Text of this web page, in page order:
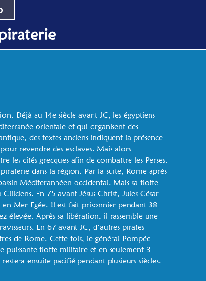
Déjà au 14e siècle avant JC, les égyptiens
orientale et qui organisent des
des textes anciens indiquent la présence
revendre des esclaves. Mais alors
les cités grecques afin de combattre les Perses.
dans la région. Par la suite, Rome après
Méditerannéen occidental. Mais sa flotte
En 75 avant Jésus Christ, Jules César
en Mer Egée. Il est fait prisonnier pendant 38
élevée. Après sa libération, il rassemble une
En 67 avant JC, d’autres pirates
de Rome. Cette fois, le général Pompée
flotte militaire et en seulement 3
ensuite pacifié pendant plusieurs siècles.